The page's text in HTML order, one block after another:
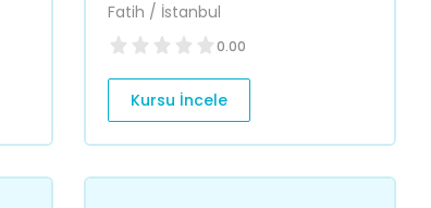
Fatih / İstanbul
0.00
Kursu İncele